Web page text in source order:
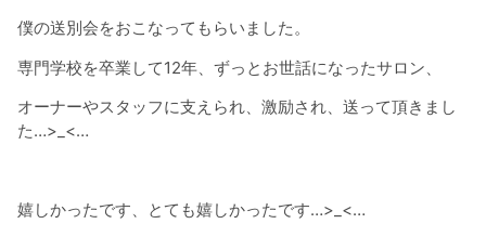
僕の送別会をおこなってもらいました。
専門学校を卒業して12年、ずっとお世話になったサロン、
オーナーやスタッフに支えられ、激励され、送って頂きまし
た…>_<…
嬉しかったです、とても嬉しかったです…>_<…